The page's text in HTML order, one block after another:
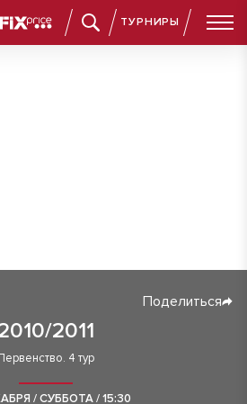
ТУРНИРЫ
2011
Поделиться
4 тур
/ СУББОТА / 15:30